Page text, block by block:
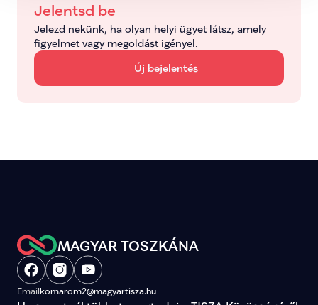
Jelentsd be
Jelezd nekünk, ha olyan helyi ügyet látsz, amely
figyelmet vagy megoldást igényel.
Új bejelentés
MAGYAR TOSZKÁNA
Emailkomarom2@magyartisza.hu